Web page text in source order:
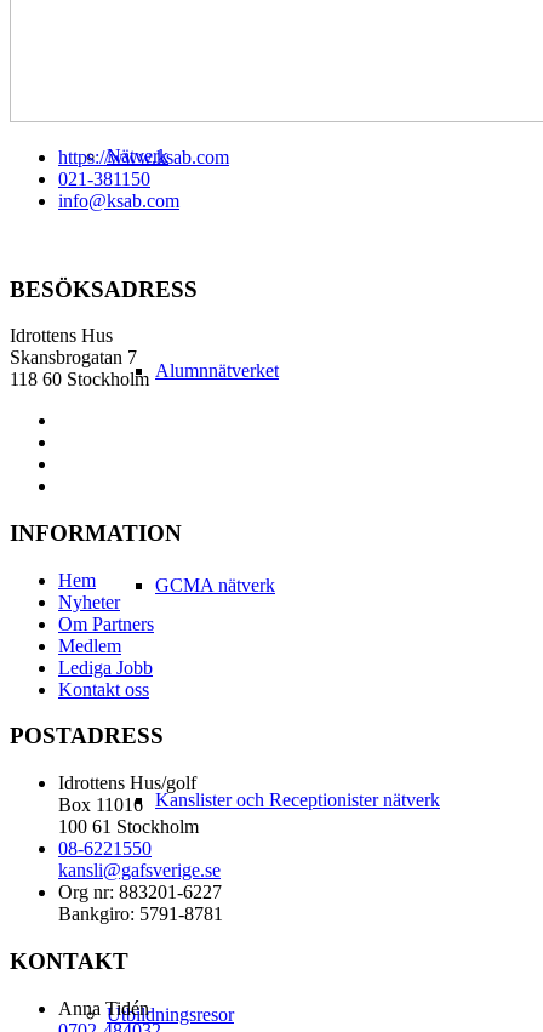
Nätverk
Alumnnätverket
GCMA nätverk
Kanslister och Receptionister nätverk
Utbildningsresor
https://www.ksab.com
021-381150
info@ksab.com
BESÖKSADRESS
Idrottens Hus
Skansbrogatan 7
118 60 Stockholm
INFORMATION
Hem
Nyheter
Om Partners
Medlem
Lediga Jobb
Kontakt oss
POSTADRESS
Idrottens Hus/golf
Box 11016
100 61 Stockholm
08-6221550
kansli@gafsverige.se
Org nr: 883201-6227
Bankgiro: 5791-8781
KONTAKT
Anna Tidén